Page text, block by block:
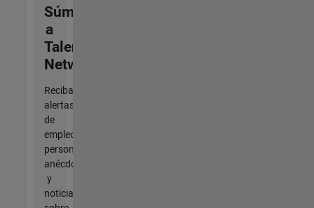
Súmese
a
Talent
Network
Reciba
alertas
de
empleo
personalizadas,
anécdotas
y
noticias